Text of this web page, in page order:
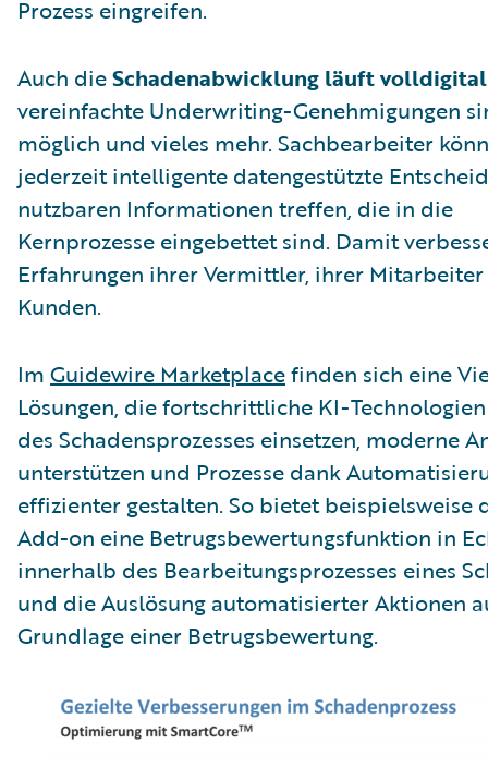
Prozess eingreifen.
Auch dieSchadenabwicklung läuft
vereinfachte Underwriting-Genehmigungen
möglich und vieles mehr. Sachbearbeiter
jederzeit intelligente datengestützte
nutzbaren Informationen treffen, die in die
Kernprozesse eingebettet sind. Damit
Erfahrungen ihrer Vermittler, ihrer
Kunden.
Im Guidewire Marketplacefinden sich eine
Lösungen, die fortschrittliche KI-
des Schadensprozesses einsetzen, moderne
unterstützen und Prozesse dank
effizienter gestalten. So bietet beispielsweise
Add-on eine Betrugsbewertungsfunktion in
innerhalb des Bearbeitungsprozesses eines
und die Auslösung automatisierter Aktionen
Grundlage einer Betrugsbewertung.